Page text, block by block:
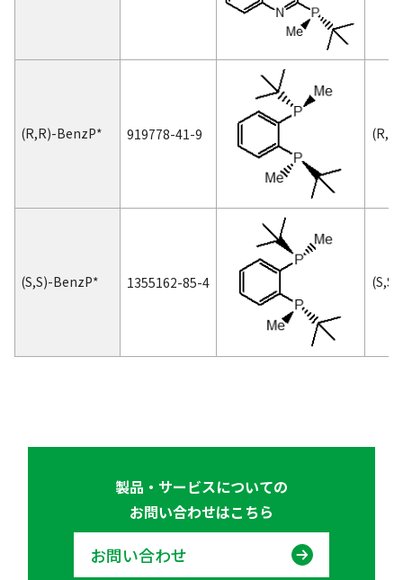
(R,R)-BenzP* 919778-41-9 (R,R
(S,S)-BenzP* 1355162-85-4 (S,S
製品・サービスについての
お問い合わせはこちら
お問い合わせ